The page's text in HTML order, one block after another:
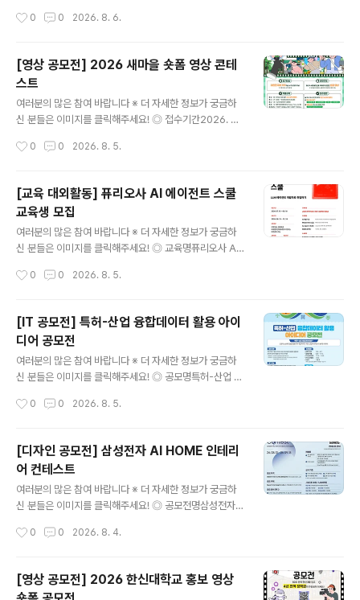
참가자격국내/외에서 활동하는 디자인/타입에 관심있는 누
EA 핵심가치(혁신 / 소통 / 안전 / 신뢰)를 주제로 한 제안 -
◎ 참가자격전국민 누구나 ◎ 접수기간2026.7.15(수) ~
2026.8.31(월) ◎ 참가방법[첨부] 제안서 작성 후 공단홈
페이지 ‘고객제안’ 게시판* 제출*(공단홈페이지) 국민소통
→ 고객만족시스템 → 고객제안 →신청분야[Do드림 아이
디어 공모전] ◎ 제안채택 및 시행① 제안요건 충족여부 등
안시행부서) 사전 채택여부 검토(내용 충실도에 따라 불채
0 0 2026. 8. 6.
[영상 공모전] 2026 새마을 숏폼 영상 콘테
스트
여러분의 많은 참여 바랍니다 ※ 더 자세한 정보가 궁금하
신 분들은 이미지를 클릭해주세요! ◎ 접수기간2026. 6.
주하는 누구나 참여 가능(개인 또는 4인 이하 팀) ◎ 공모
작품규격유형 : 저작권 걱정 없는 순수 창작 콘텐츠시간 : 3
0초~90초 (60초 이내 권장)규격 : 16:9 가로형 또는 세로
형 영상형식 : 표준 영상파일 형식(MP4, MOV, AVI 등)해
상도 : 1920×1080px 또는 1080×1920px ◎ 접수방
법① 필수 해시태그와 함께 개인 SNS 업로드[ 필수 해시
제출서류 작성 후 이메일 제출[ 제출..
0 0 2026. 8. 5.
[교육 대외활동] 퓨리오사 AI 에이전트 스쿨
교육생 모집
여러분의 많은 참여 바랍니다 ※ 더 자세한 정보가 궁금하
신 분들은 이미지를 클릭해주세요! ◎ 교육명퓨리오사 AI
이상]• 교육비 전액 지원→ 지원 대상자 최대 120만 원의
로젝트 및 서비스 배포→ 기업 과제 기반 프로젝트로 실무
포트폴리오 완성• 인턴십 · 채용 연계 지원→ 퓨리오사AI
및 한컴그룹사 인턴십 지원 기회 제공 ◎ 모집기간2026.
7. 15(수) ~ 8. 18(화) ◎ 지원자격전공 · 나이 · 지역 무관
미취업자- AI 개발자를 꿈꾸는 30명 모집 ◎ 교육안내-
시간: 평일 09:00 ~ 18:00..
0 0 2026. 8. 5.
[IT 공모전] 특허-산업 융합데이터 활용 아이
디어 공모전
여러분의 많은 참여 바랍니다 ※ 더 자세한 정보가 궁금하
신 분들은 이미지를 클릭해주세요! ◎ 공모명특허-산업 융
인공지능 분류모델을 활용하여 개별 특허가 어떤 산업에
(원)생 (대표자 포함 4인 이내 팀 구성) ◎ 일 정○ 2026.
7.23. ~ 9. 11. 접수 기간○ 2026. 9.28. ~ 11. 13. 결과물
제출○ 2026. 11.16. ~ 11. 20. 1차 심사○ 2026. 11.21.
~ 11. 27. 발표 자료 제출○ 2026. 12.02. 2차 심사○ 2
026. 12월 중 시상식 진..
0 0 2026. 8. 5.
[디자인 공모전] 삼성전자 AI HOME 인테리
어 컨테스트
여러분의 많은 참여 바랍니다 ※ 더 자세한 정보가 궁금하
신 분들은 이미지를 클릭해주세요! ◎ 공모전명삼성전자
Contest 삼성전자 AI 기반 주거 공간 디자인 공모전 ◎
인사업자 소속) ◎ 공모주제Space for AI, Design for
Life(AI 가전을 품은 주거 공간 디자인) ◎ 공모 분야(택1)
0 0 2026. 8. 4.
[영상 공모전] 2026 한신대학교 홍보 영상